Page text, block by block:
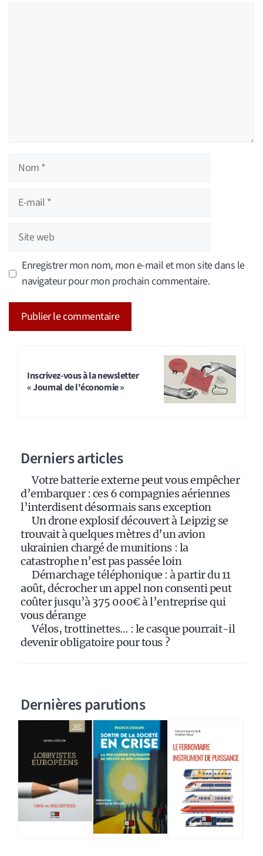
Nom
Site
web
Enregistrer mon nom, mon e-mail et mon site dans le
navigateur pour mon prochain commentaire.
Inscrivez-vous à la newsletter
« Journal de l'économie »
Derniers articles
Votre batterie externe peut vous empêcher
d’embarquer : ces 6 compagnies aériennes
l’interdisent désormais sans exception
Un drone explosif découvert à Leipzig se
trouvait à quelques mètres d’un avion
ukrainien chargé de munitions : la
catastrophe n’est pas passée loin
Démarchage téléphonique : à partir du 11
août, décrocher un appel non consenti peut
coûter jusqu’à 375 000€ à l’entreprise qui
vous dérange
Vélos, trottinettes… : le casque pourrait-il
devenir obligatoire pour tous ?
Dernières parutions